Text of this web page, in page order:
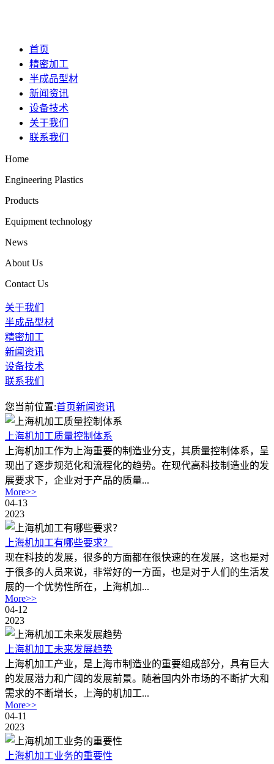
首页
精密加工
半成品型材
新闻资讯
设备技术
关于我们
联系我们
Home
Engineering Plastics
Products
Equipment technology
News
About Us
Contact Us
关于我们
半成品型材
精密加工
新闻资讯
设备技术
联系我们
您当前位置:首页新闻资讯
上海机加工质量控制体系
上海机加工作为上海重要的制造业分支，其质量控制体系，呈
现出了逐步规范化和流程化的趋势。在现代高科技制造业的发
展要求下，企业对于产品的质量...
More>>
04-13
2023
上海机加工有哪些要求？
现在科技的发展，很多的方面都在很快速的在发展，这也是对
于很多的人员来说，非常好的一方面，也是对于人们的生活发
展的一个优势性所在，上海机加...
More>>
04-12
2023
上海机加工未来发展趋势
上海机加工产业，是上海市制造业的重要组成部分，具有巨大
的发展潜力和广阔的发展前景。随着国内外市场的不断扩大和
需求的不断增长，上海的机加工...
More>>
04-11
2023
上海机加工业务的重要性